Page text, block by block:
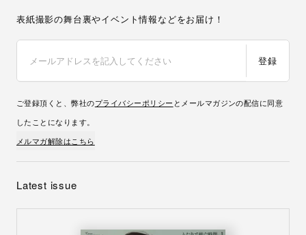
表紙撮影の舞台裏やイベント情報などをお届け！
登録
ご登録頂くと、弊社のプライバシーポリシー とメールマガジンの配信に同意
したことになります。
メルマガ解除はこちら
Latest issue